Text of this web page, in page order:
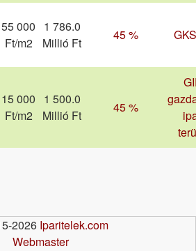
55 000
Ft/m2
1 786.0
Millió Ft
45 %
15 000
Ft/m2
1 500.0
Millió Ft
45 %
2026 Iparitelek.com
Webmaster